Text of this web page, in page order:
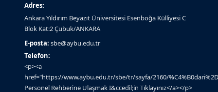
Adres:
Ankara Yıldırım Beyazıt Üniversitesi Esenboğa Külliyesi C
Blok Kat:2 Çubuk/ANKARA
E-posta: sbe@aybu.edu.tr
Telefon:
<p><a
href="https://www.aybu.edu.tr/sbe/tr/sayfa/2160/
Personel Rehberine Ulaşmak İ&ccedil;in Tıklayınız</a></p>